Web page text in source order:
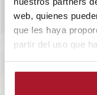
web, quienes
que les haya
partir del uso que
SOBRE
RENTING
POLÍTICA